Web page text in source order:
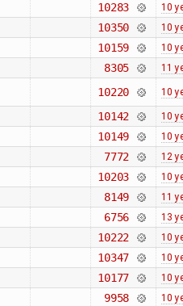
10283 10
10350 10
10159 10
8305 11
10220 10
10142 10
10149 10
7772 12
10203 10
8149 11
6756 13
10222 10
10347 10
10177 10
9958 10